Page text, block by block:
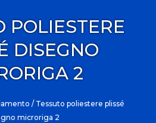
POLIESTERE
DISEGNO
2
/ Tessuto poliestere plissé
microriga 2